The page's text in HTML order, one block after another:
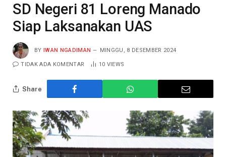
SD Negeri 81 Loreng Manado
Siap Laksanakan UAS
BY IWAN NGADIMAN MINGGU, 8 DESEMBER 2024
TIDAK ADA KOMENTAR 10 VIEWS
Share